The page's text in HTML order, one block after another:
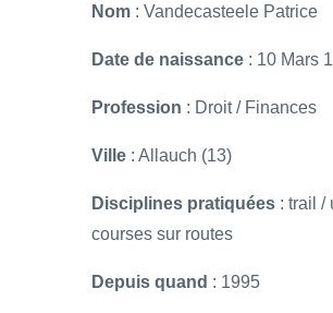
Nom : Vandecasteele Patrice
Date de naissance : 10 Mars
Profession : Droit / Finances
Ville : Allauch (13)
Disciplines pratiquées : trail /
courses sur routes
Depuis quand : 1995